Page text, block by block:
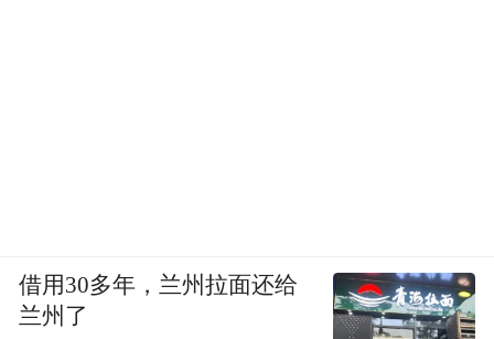
借用30多年，兰州拉面还给
兰州了